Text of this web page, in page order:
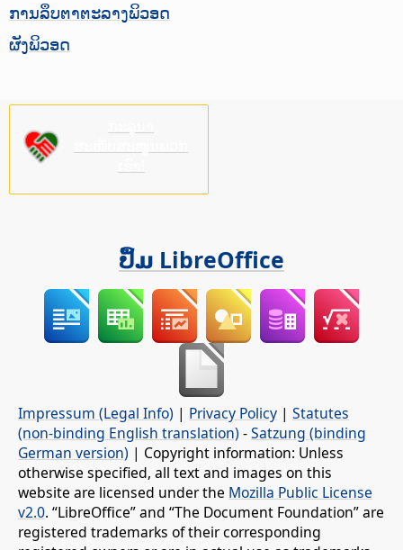
ການລຶບຕາຕະລາງພິວອດ
ຜັງພິວອດ
ປຶ້ມ LibreOffice
Impressum (Legal Info) | Privacy Policy | Statutes
(non-binding English translation) -Satzung (binding
German version) | Copyright information: Unless
otherwise specified, all text and images on this
website are licensed under the Mozilla Public License
v2.0. “LibreOffice” and “The Document Foundation” are
registered trademarks of their corresponding